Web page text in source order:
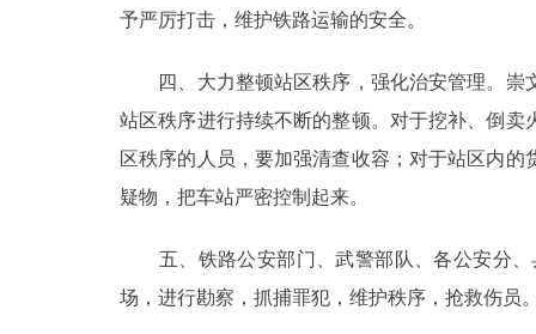
予严厉打击，维护铁路运输的安全。
四、大力整顿站区秩序，强化治安管理。崇
站区秩序进行持续不断的整顿。对于挖补、倒
区秩序的人员，要加强清查收容；对于站区内
疑物，把车站严密控制起来。
五、铁路公安部门、武警部队、各公安分、
场，进行勘察，抓捕罪犯，维护秩序，抢救伤员